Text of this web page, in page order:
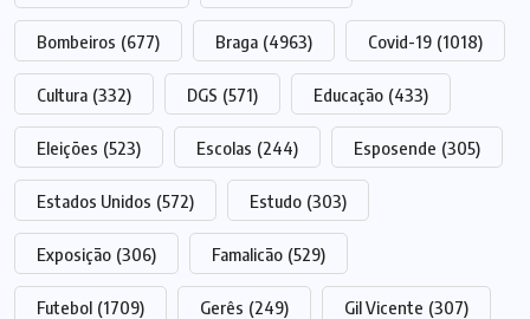
Bombeiros (677) Braga (4963) Covid-19 (1018)
Cultura (332) DGS (571) Educação (433)
Eleições (523) Escolas (244) Esposende (305)
Estados Unidos (572) Estudo (303)
Exposição (306) Famalicão (529)
Futebol (1709) Gerês (249) Gil Vicente (307)